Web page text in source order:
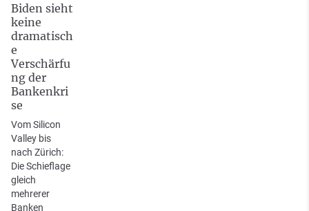
Biden sieht
keine
dramatisch
e
Verschärfu
ng der
Bankenkri
se
Vom Silicon
Valley bis
nach Zürich:
Die Schieflage
gleich
mehrerer
Banken